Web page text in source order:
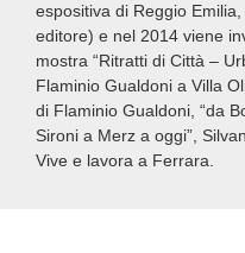
espositiva di Reggio
editore) e nel 2014 viene
mostra “Ritratti di Città –
Flaminio Gualdoni a Villa
di Flaminio Gualdoni, “da
Sironi a Merz a oggi”,
Vive e lavora a Ferrara.